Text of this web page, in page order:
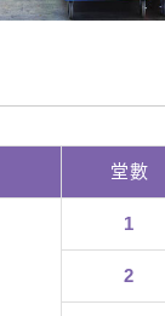
堂數
1
2